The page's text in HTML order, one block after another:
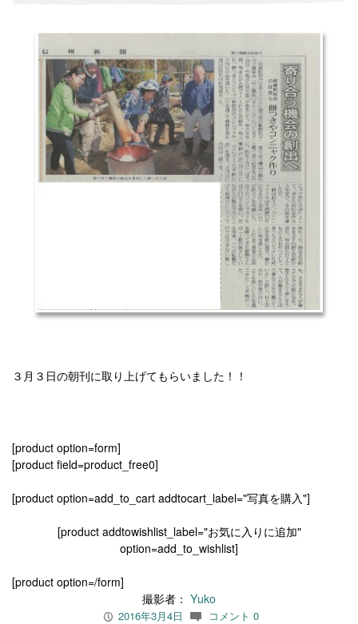
３月３日の朝刊に取り上げてもらいました！！
[product option=form]
[product field=product_free0]
[product option=add_to_cart addtocart_label="写真を購入"]
[product addtowishlist_label="お気に入りに追加"
option=add_to_wishlist]
[product option=/form]
撮影者： Yuko
P 2016年3月4日 c コメント 0